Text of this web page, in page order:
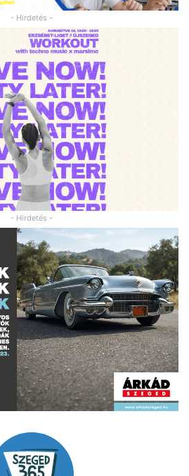
- Hirdetés -
- Hirdetés -